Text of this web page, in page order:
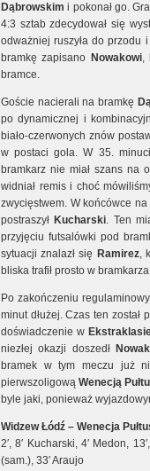
Dąbrowskim i pokonał go.
4:3 sztab zdecydował się
odważniej ruszyła do przodu
bramkę zapisano Nowakowi,
bramce.
Goście nacierali na bramkę
po dynamicznej i
biało-czerwonych znów
w postaci gola. W 35.
bramkarz nie miał szans na
widniał remis i choć
zwycięstwem. W końcówce
postraszył Kucharski. Ten
przyjęciu futsalówki pod
sytuacji znalazł się Ramirez,
bliska trafił prosto w
Po zakończeniu
minut dłużej. Czas ten został
doświadczenie w
niezłej okazji doszedł Nowak
bramek w tym meczu już
pierwszoligowąWenecją
byle jaki, ponieważ
Widzew Łódź – Wenecja
2′, 8′ Kucharski, 4′ Medon,
(sam.), 33′ Araujo